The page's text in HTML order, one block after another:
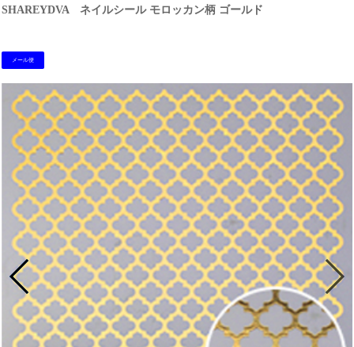
SHAREYDVA ネイルシール モロッカン柄 ゴールド
メール便